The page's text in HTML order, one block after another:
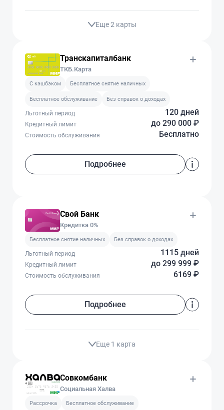
Еще 2 карты
Транскапиталбанк
ТКБ.Карта
C кэшбэком Бесплатное снятие наличных
Бесплатное обслуживание Без справок о доходах
120 дней
Льготный период
до 290 000 ₽
Кредитный лимит
Бесплатно
Стоимость обслуживания
Подробнее
Свой Банк
Кредитка 0%
Бесплатное снятие наличных Без справок о доходах
1115 дней
Льготный период
до 299 999 ₽
Кредитный лимит
6169 ₽
Стоимость обслуживания
Подробнее
Еще 1 карта
Совкомбанк
Социальная Халва
Рассрочка Бесплатное обслуживание